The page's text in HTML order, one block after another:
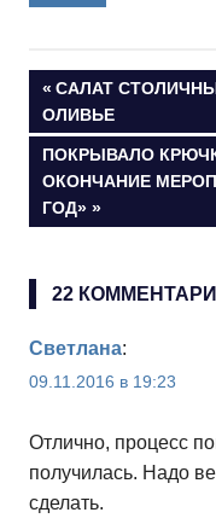
Весёлый
Навигация
по
записям
ПРЕДЫДУЩАЯ
ЗАПИСЬ:
САЛАТ
ОЛИВЬЕ
СЛЕДУЮЩАЯ
ЗАПИСЬ:
ПОКРЫВАЛО
ОКОНЧАНИЕ
ГОД»
22
Светлана:
09.11.2016 в 19:23
Отлично, процесс
получилась. Надо
сделать.